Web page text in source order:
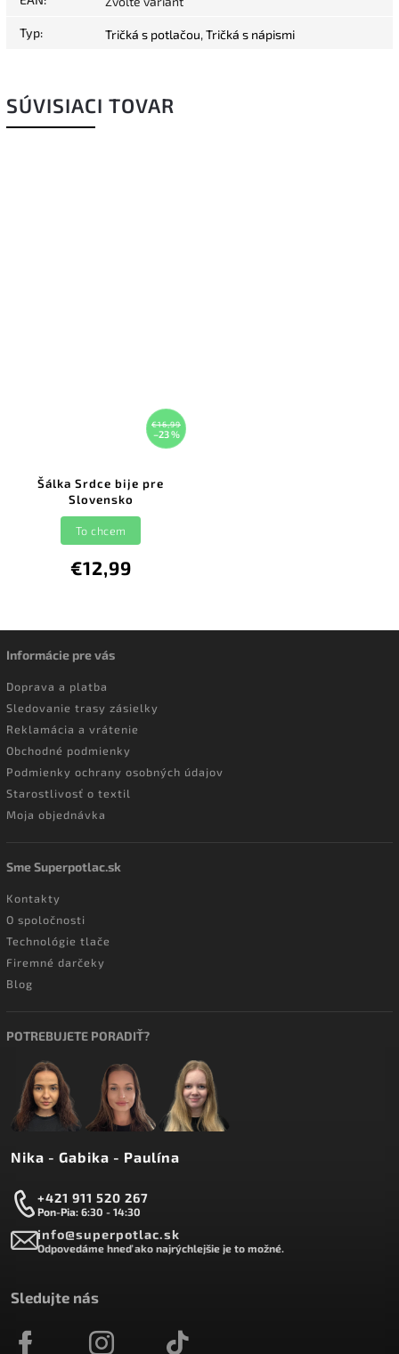
Typ: Tričká s potlačou, Tričká s nápismi
SÚVISIACI TOVAR
€16,99
–23 %
Šálka Srdce bije pre
Slovensko
€12,99
To chcem
Informácie pre vás
Doprava a platba
Sledovanie trasy zásielky
Reklamácia a vrátenie
Obchodné podmienky
Podmienky ochrany osobných údajov
Starostlivosť o textil
Moja objednávka
Sme Superpotlac.sk
Kontakty
O spoločnosti
Technológie tlače
Firemné darčeky
Blog
POTREBUJETE PORADIŤ?
Nika - Gabika - Paulína
+421 911 520 267
Pon-Pia: 6:30 - 14:30
info@superpotlac.sk
Odpovedáme hneď ako najrýchlejšie je to možné.
Sledujte nás